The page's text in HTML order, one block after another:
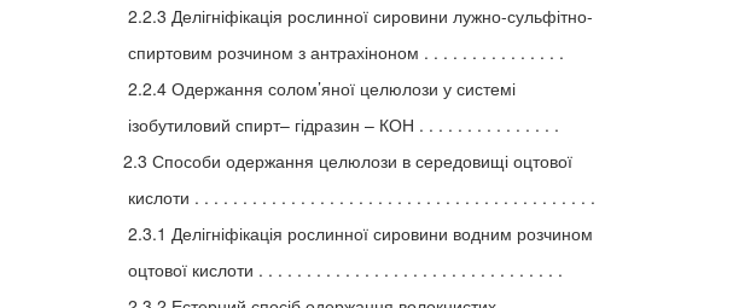
2.2.3 Делігніфікація рослинної сировини лужно-сульфітно-
спиртовим розчином з антрахіноном . . . . . . . . . . . . . . .
2.2.4 Одержання солом’яної целюлози у системі
ізобутиловий спирт– гідразин – КОН . . . . . . . . . . . . . . .
2.3 Способи одержання целюлози в середовищі оцтової
кислоти . . . . . . . . . . . . . . . . . . . . . . . . . . . . . . . . . . . . . . . . . .
2.3.1 Делігніфікація рослинної сировини водним розчином
оцтової кислоти . . . . . . . . . . . . . . . . . . . . . . . . . . . . . . . .